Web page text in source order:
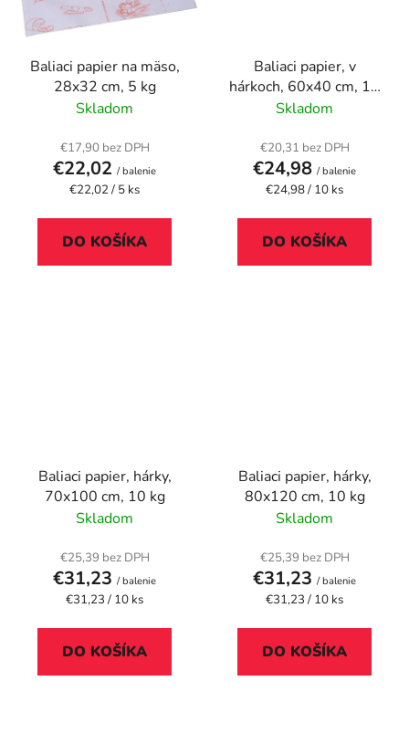
Baliaci papier na mäso,
28x32 cm, 5 kg
Skladom
€17,90 bez DPH
€22,02 / balenie
Jednotková
€22,02 / 5 ks
DO KOŠÍKA
Baliaci papier, v
hárkoch, 60x40 cm, 10
kg
Skladom
€20,31 bez DPH
€24,98 / balenie
Jednotková
€24,98 / 10 ks
DO KOŠÍKA
Baliaci papier, hárky,
70x100 cm, 10 kg
Skladom
€25,39 bez DPH
€31,23 / balenie
Jednotková
€31,23 / 10 ks
DO KOŠÍKA
Baliaci papier, hárky,
80x120 cm, 10 kg
Skladom
€25,39 bez DPH
€31,23 / balenie
Jednotková
€31,23 / 10 ks
DO KOŠÍKA